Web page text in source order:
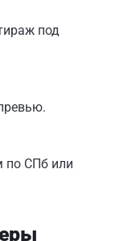
под
по СПб или